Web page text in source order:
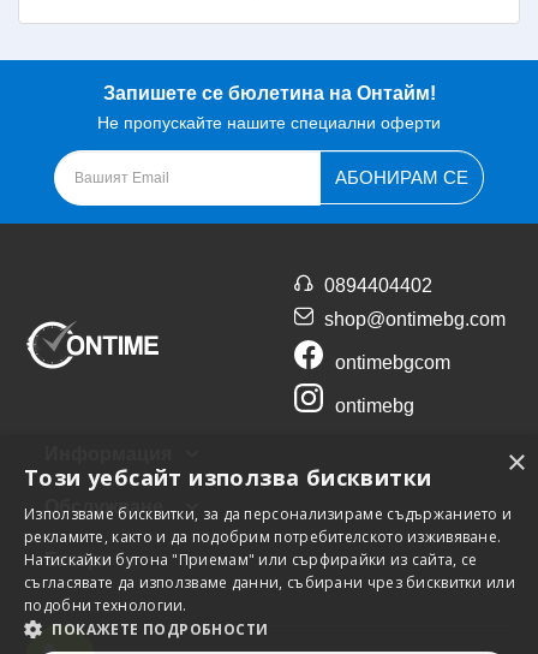
Запишете се бюлетина на Онтайм!
Не пропускайте нашите специални оферти
АБОНИРАМ СЕ
0894404402
shop@ontimebg.com
ontimebgcom
ontimebg
Обслужване
Екстри
×
Този уебсайт използва бисквитки
Използваме бисквитки, за да персонализираме съдържанието и
рекламите, както и да подобрим потребителското изживяване.
Натискайки бутона "Приемам" или сърфирайки из сайта, се
съгласявате да използваме данни, събирани чрез бисквитки или
подобни технологии.
ПОКАЖЕТЕ ПОДРОБНОСТИ